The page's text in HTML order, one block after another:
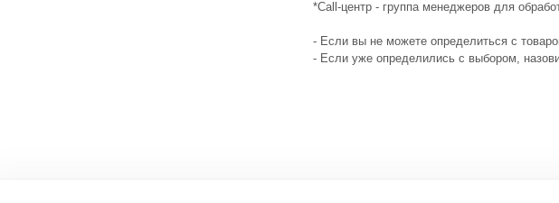
*Call-центр - группа менеджеров для
- Если вы не можете определиться с
- Если уже определились с выбором,